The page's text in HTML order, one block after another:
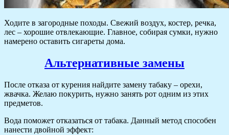
Ходите в загородные походы. Свежий воздух, костер, речка,
лес – хорошие отвлекающие. Главное, собирая сумки, нужно
намерено оставить сигареты дома.
Альтернативные замены
После отказа от курения найдите замену табаку – орехи,
жвачка. Желаю покурить, нужно занять рот одним из этих
предметов.
Вода поможет отказаться от табака. Данный метод способен
нанести двойной эффект: